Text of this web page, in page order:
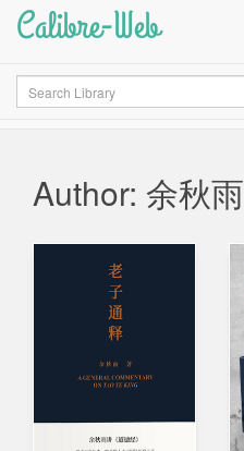
Calibre-Web
Search
Author: 余秋雨